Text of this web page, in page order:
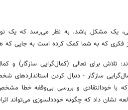
یک مشکل باشد. به نظر می‌رسد که یک
طرز فکری که به شما کمک کرده است به جایی که
تلاش برای تعالی (کمال‌گرایی سازگار) و
سازگار - دنبال کردن استانداردهای
که با خودانتقادی و بررسی بی‌وقفه خطا
داد که چگونه خوددلسوزی می‌تواند